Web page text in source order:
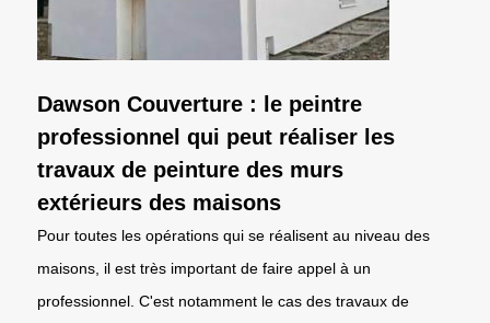
Dawson Couverture : le peintre
professionnel qui peut réaliser les
travaux de peinture des murs
extérieurs des maisons
Pour toutes les opérations qui se réalisent au niveau des
maisons, il est très important de faire appel à un
professionnel. C'est notamment le cas des travaux de